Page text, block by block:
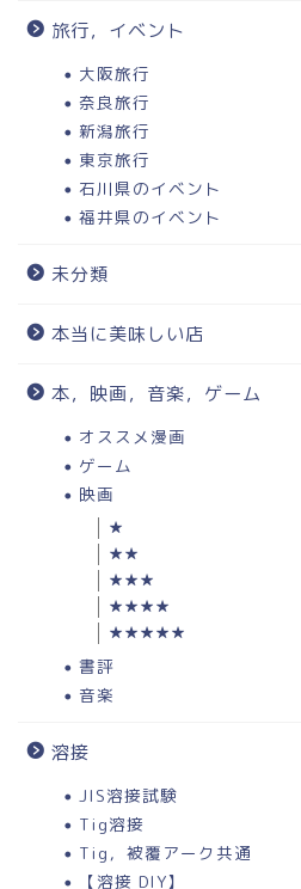
旅行，イベント
大阪旅行
奈良旅行
新潟旅行
東京旅行
石川県のイベント
福井県のイベント
未分類
本当に美味しい店
本，映画，音楽，ゲーム
オススメ漫画
ゲーム
映画
★
★★
★★★
★★★★
★★★★★
書評
音楽
溶接
JIS溶接試験
Tig溶接
Tig，被覆アーク共通
【溶接 DIY】